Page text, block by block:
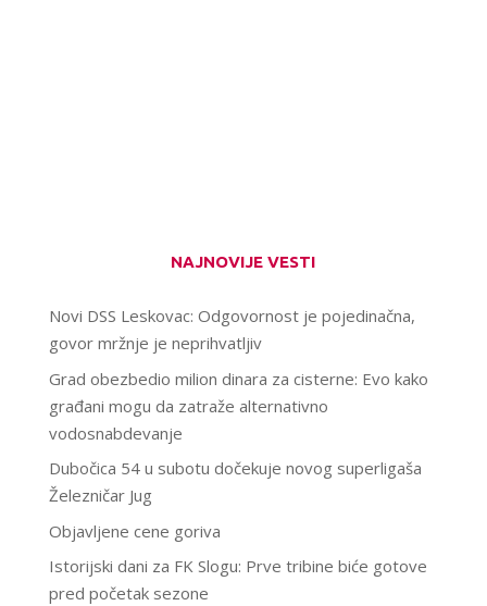
NAJNOVIJE VESTI
Novi DSS Leskovac: Odgovornost je pojedinačna,
govor mržnje je neprihvatljiv
Grad obezbedio milion dinara za cisterne: Evo kako
građani mogu da zatraže alternativno
vodosnabdevanje
Dubočica 54 u subotu dočekuje novog superligaša
Železničar Jug
Objavljene cene goriva
Istorijski dani za FK Slogu: Prve tribine biće gotove
pred početak sezone